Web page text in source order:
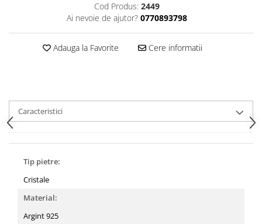
Cod Produs: 2449
Ai nevoie de ajutor? 0770893798
Adauga la Favorite Cere informatii
Caracteristici
Tip pietre:
Cristale
Material:
Argint 925